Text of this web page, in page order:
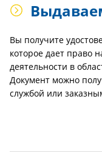
Вы получите
которое дает право
деятельности в
Документ можно
службой или